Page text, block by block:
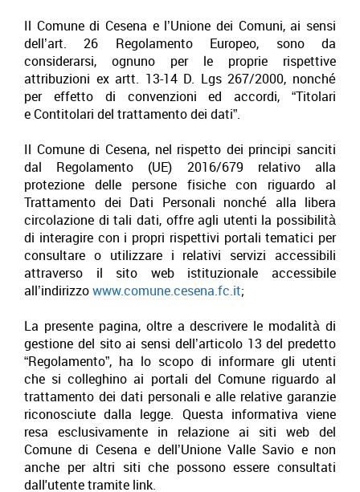
Il Comune di Cesena e l’Unione dei Comuni, ai sensi
dell’art. 26 Regolamento Europeo, sono da
considerarsi, ognuno per le proprie rispettive
attribuzioni ex artt. 13-14 D. Lgs 267/2000, nonché
per effetto di convenzioni ed accordi, “Titolari
e Contitolari del trattamento dei dati”.
Il Comune di Cesena, nel rispetto dei principi sanciti
dal Regolamento (UE) 2016/679 relativo alla
protezione delle persone fisiche con riguardo al
Trattamento dei Dati Personali nonché alla libera
circolazione di tali dati, offre agli utenti la possibilità
di interagire con i propri rispettivi portali tematici per
consultare o utilizzare i relativi servizi accessibili
attraverso il sito web istituzionale accessibile
all’indirizzowww.comune.cesena.fc.it;
La presente pagina, oltre a descrivere le modalità di
gestione del sito ai sensi dell’articolo 13 del predetto
“Regolamento”, ha lo scopo di informare gli utenti
che si colleghino ai portali del Comune riguardo al
trattamento dei dati personali e alle relative garanzie
riconosciute dalla legge. Questa informativa viene
resa esclusivamente in relazione ai siti web del
Comune di Cesena e dell’Unione Valle Savio e non
anche per altri siti che possono essere consultati
dall'utente tramite link.